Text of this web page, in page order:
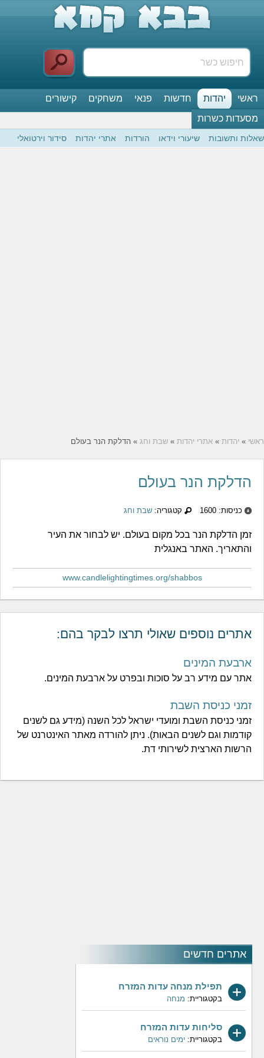
ראשי יהדות חדשות פנאי משחקים
קישורים
מסעדות כשרות
שאלות ותשובות שיעורי וידאו הורדות אתרי יהדות סידור וירטואלי
ראשי » יהדות » אתרי יהדות » שבת וחג » הדלקת הנר בעולם
אתרים חדשים
תפילת מנחה עדות המזרח
בקטגוריית: מנחה
סליחות עדות המזרח
בקטגוריית: ימים נוראים
הדלקת הנר בעולם
כניסות: 1600 קטגוריה: שבת וחג
זמן הדלקת הנר בכל מקום בעולם. יש לבחור את העיר
והתאריך. האתר באנגלית
www.candlelightingtimes.org/shabbos
אתרים נוספים שאולי תרצו לבקר בהם:
ארבעת המינים
אתר עם מידע רב על סוכות ובפרט על ארבעת המינים.
זמני כניסת השבת
זמני כניסת השבת ומועדי ישראל לכל השנה (מידע גם לשנים
קודמות וגם לשנים הבאות). ניתן להורדה מאתר האינטרנט של
הרשות הארצית לשירותי דת.